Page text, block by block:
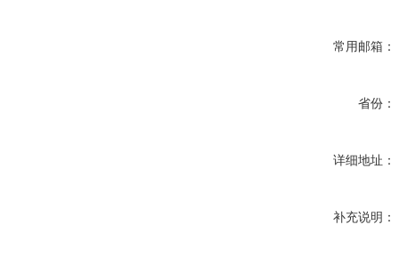
常用邮箱：
省份：
详细地址：
补充说明：